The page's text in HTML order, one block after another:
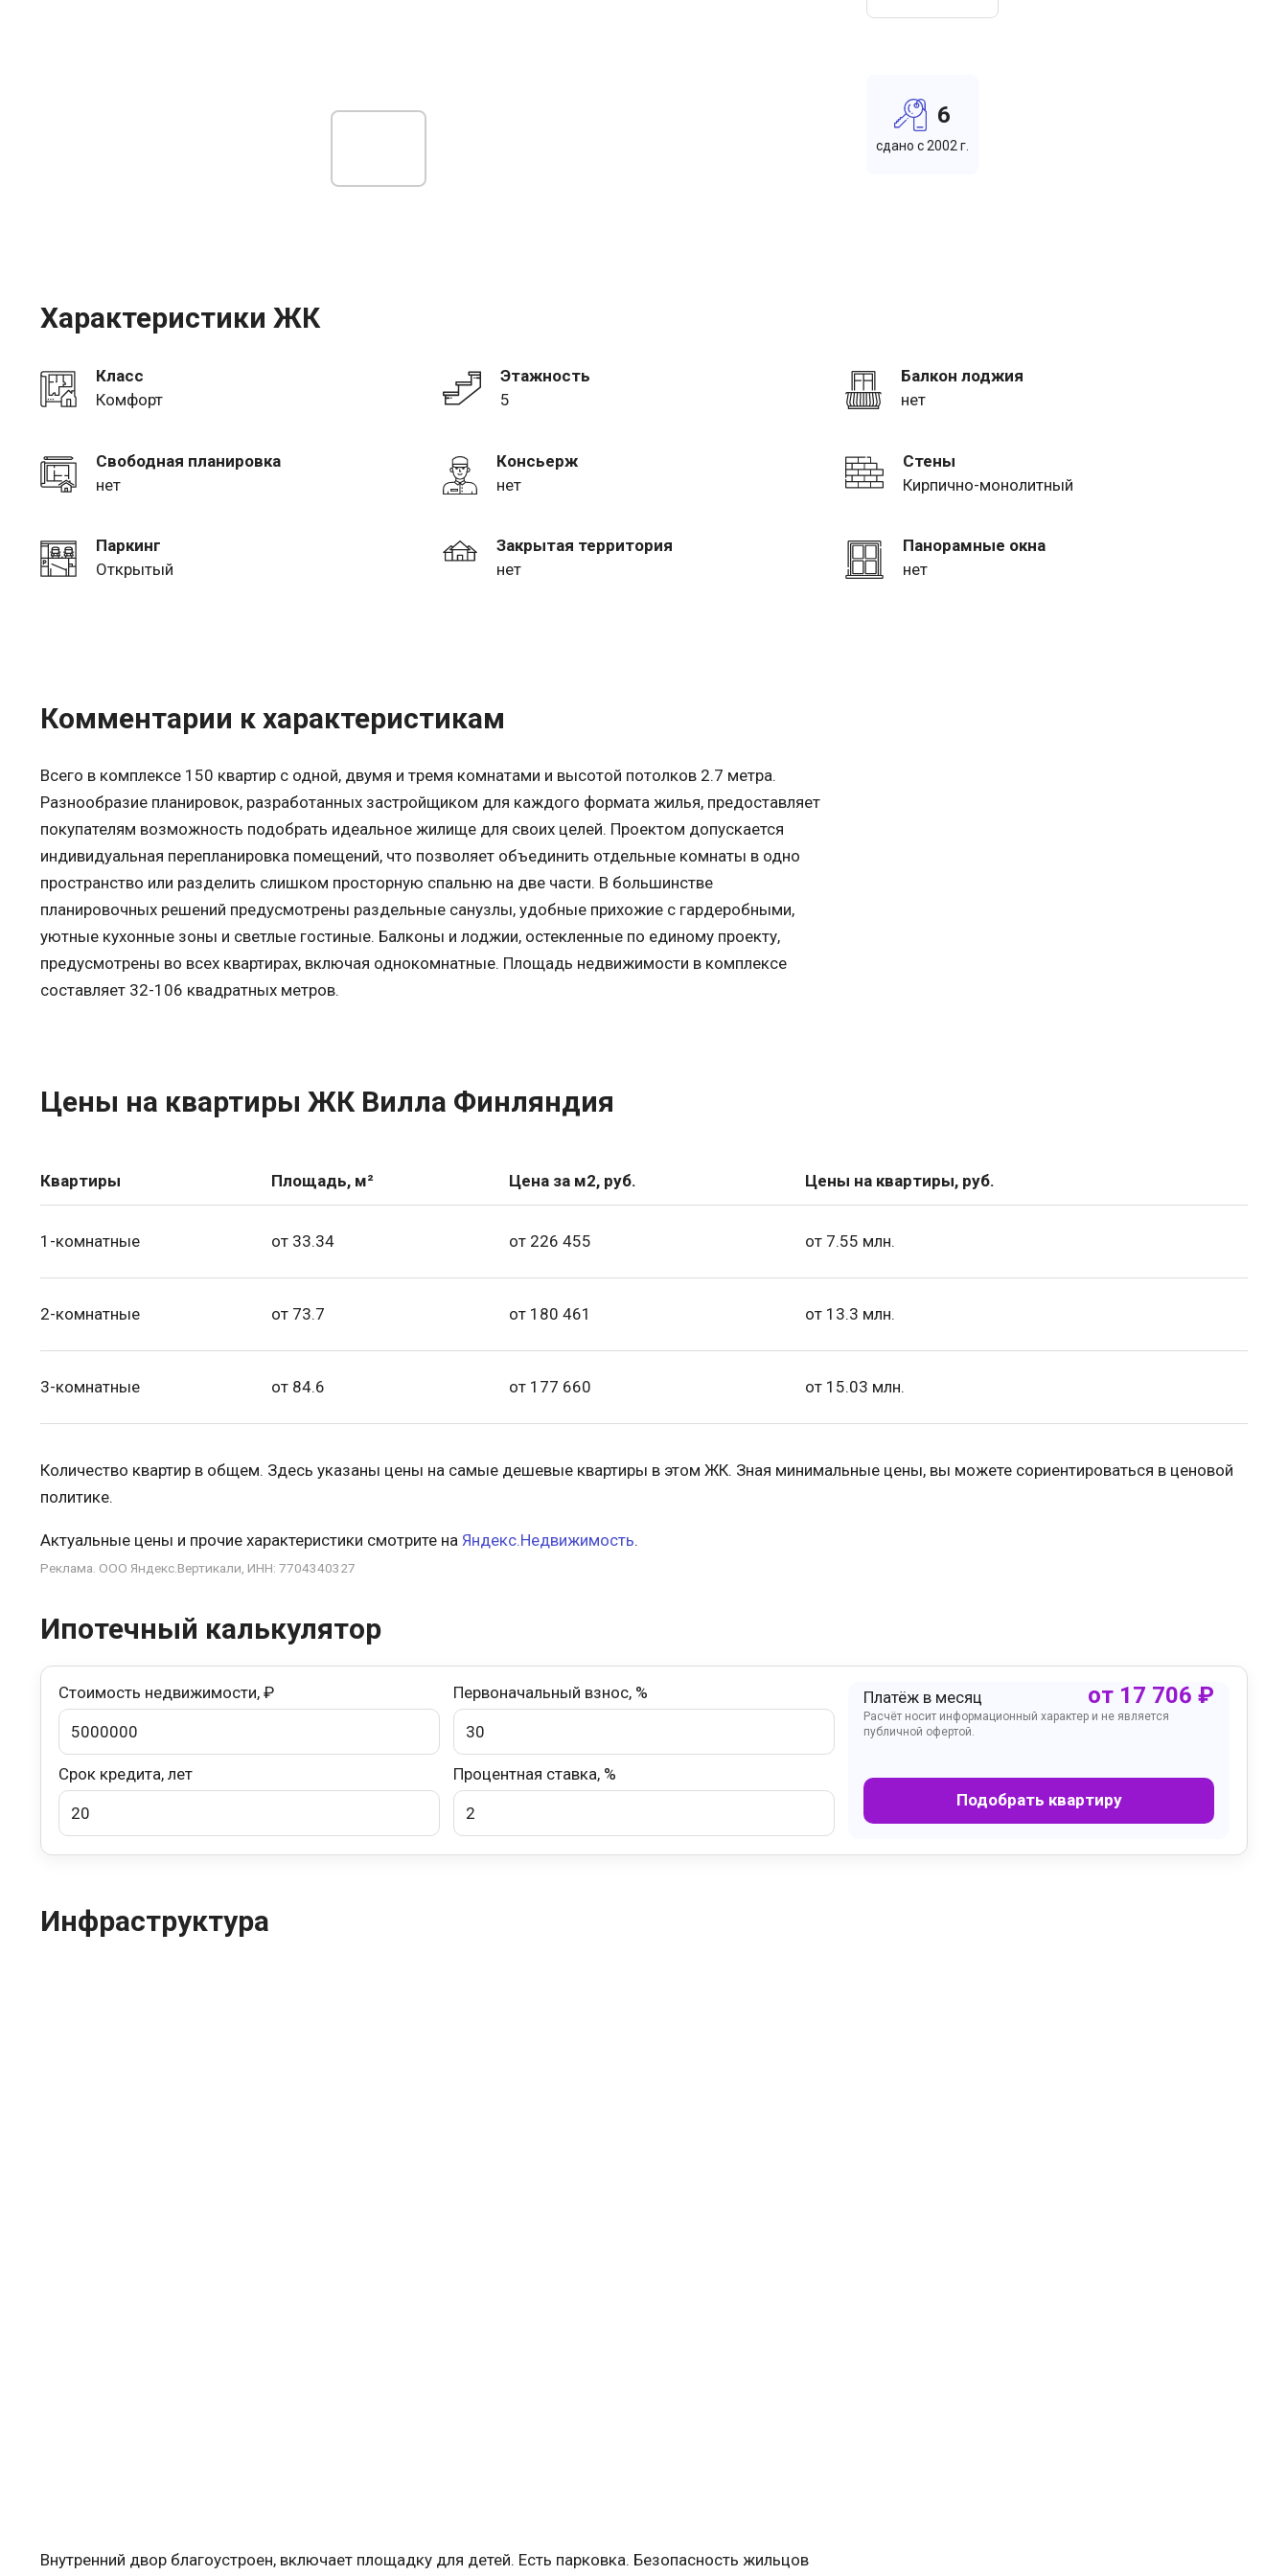
6
cдано c 2002 г.
Характеристики ЖК
Класс
Комфорт
Этажность
5
Балкон лоджия
нет
Свободная планировка
нет
Консьерж
нет
Стены
Кирпично-монолитный
Паркинг
Открытый
Закрытая территория
нет
Панорамные окна
нет
Комментарии к характеристикам
Всего в комплексе 150 квартир с одной, двумя и тремя комнатами и высотой потолков 2.7 метра.
Разнообразие планировок, разработанных застройщиком для каждого формата жилья, предоставляет
покупателям возможность подобрать идеальное жилище для своих целей. Проектом допускается
индивидуальная перепланировка помещений, что позволяет объединить отдельные комнаты в одно
пространство или разделить слишком просторную спальню на две части. В большинстве
планировочных решений предусмотрены раздельные санузлы, удобные прихожие с гардеробными,
уютные кухонные зоны и светлые гостиные. Балконы и лоджии, остекленные по единому проекту,
предусмотрены во всех квартирах, включая однокомнатные. Площадь недвижимости в комплексе
составляет 32-106 квадратных метров.
Цены на квартиры ЖК Вилла Финляндия
Квартиры Площадь, м² Цена за м2, руб. Цены на квартиры, руб.
1-комнатные от 33.34 от 226 455 от 7.55 млн.
2-комнатные от 73.7 от 180 461 от 13.3 млн.
3-комнатные от 84.6 от 177 660 от 15.03 млн.
Количество квартир в общем. Здесь указаны цены на самые дешевые квартиры в этом ЖК. Зная минимальные цены, вы можете сориентироваться в ценовой
политике.
Актуальные цены и прочие характеристики смотрите на Яндекс.Недвижимость.
Реклама. ООО Яндекс.Вертикали, ИНН: 7704340327
Ипотечный калькулятор
Стоимость недвижимости, ₽ Первоначальный взнос, %
Срок кредита, лет Процентная ставка, %
Платёж в месяц от 17 706 ₽
Расчёт носит информационный характер и не является
публичной офертой.
Подобрать квартиру
Инфраструктура
Внутренний двор благоустроен, включает площадку для детей. Есть парковка. Безопасность жильцов